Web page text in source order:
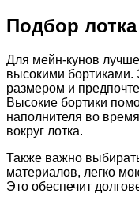
Подбор лотка
Для мейн-кунов
высокими бортиками.
размером и
Высокие бортики
наполнителя во
вокруг лотка.
Также важно
материалов, легко
Это обеспечит